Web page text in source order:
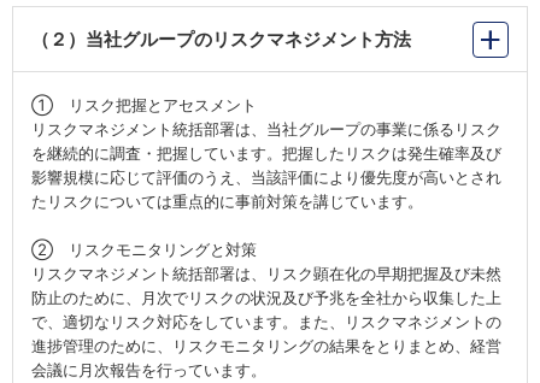
（２）当社グループのリスクマネジメント方法
① リスク把握とアセスメント
リスクマネジメント統括部署は、当社グループの事業に係るリスク
を継続的に調査・把握しています。把握したリスクは発生確率及び
影響規模に応じて評価のうえ、当該評価により優先度が高いとされ
たリスクについては重点的に事前対策を講じています。
② リスクモニタリングと対策
リスクマネジメント統括部署は、リスク顕在化の早期把握及び未然
防止のために、月次でリスクの状況及び予兆を全社から収集した上
で、適切なリスク対応をしています。また、リスクマネジメントの
進捗管理のために、リスクモニタリングの結果をとりまとめ、経営
会議に月次報告を行っています。